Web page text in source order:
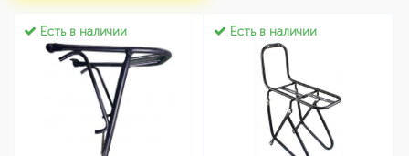
Есть в наличии Есть в наличии